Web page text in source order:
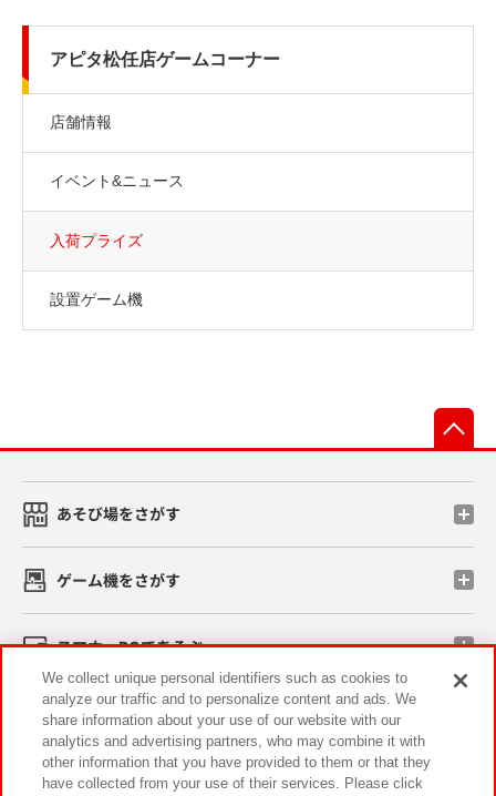
アピタ松任店ゲームコーナー
店舗情報
イベント&ニュース
入荷プライズ
設置ゲーム機
あそび場をさがす
ゲーム機をさがす
スマホ・PCであそぶ
イベント・キャンペーン
We collect unique personal identifiers such as cookies to
analyze our traffic and to personalize content and ads. We
share information about your use of our website with our
analytics and advertising partners, who may combine it with
other information that you have provided to them or that they
have collected from your use of their services. Please click